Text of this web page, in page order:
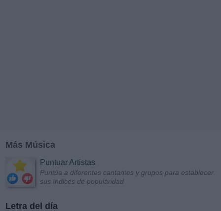
Más Música
Puntuar Artistas
Puntúa a diferentes cantantes y grupos para establecer
sus índices de popularidad
Letra del día